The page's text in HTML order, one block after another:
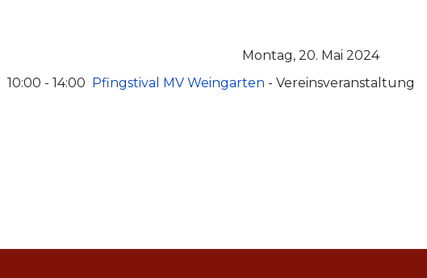
Montag, 20. Mai 2024
10:00 - 14:00 Pfingstival MV Weingarten - Vereinsveranstaltung